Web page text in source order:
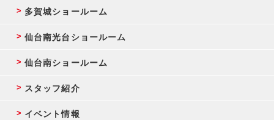
多賀城ショールーム
仙台南光台ショールーム
仙台南ショールーム
スタッフ紹介
イベント情報